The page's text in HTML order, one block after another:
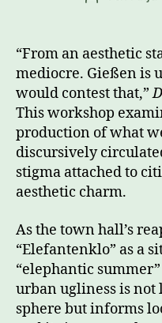
“From an aesthetic
mediocre. Gießen is
would contest that,”
This workshop
production of what
discursively
stigma attached to
aesthetic charm.
As the town hall’s
“Elefantenklo” as a
“elephantic
urban ugliness is
sphere but informs